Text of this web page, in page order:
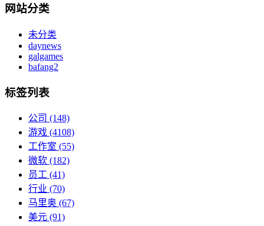
网站分类
未分类
daynews
galgames
bafang2
标签列表
公司 (148)
游戏 (4108)
工作室 (55)
微软 (182)
员工 (41)
行业 (70)
马里奥 (67)
美元 (91)